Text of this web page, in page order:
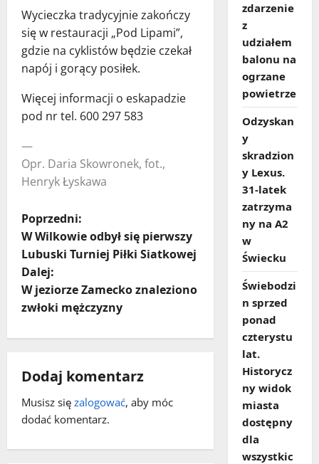
Wycieczka tradycyjnie zakończy
się w restauracji „Pod Lipami”,
gdzie na cyklistów będzie czekał
napój i gorący posiłek.
Więcej informacji o eskapadzie
pod nr tel. 600 297 583
—
Opr. Daria Skowronek, fot.,
Henryk Łyskawa
Z
o
b
a
c
z
w
p
Poprzedni:
W Wilkowie odbył się pierwszy
Lubuski Turniej Piłki Siatkowej
Dalej:
W jeziorze Zamecko znaleziono
zwłoki mężczyzny
Dodaj komentarz
Musisz się zalogować, aby móc
dodać komentarz.
zdarzenie
z
udziałem
balonu na
ogrzane
powietrze
Odzyskan
y
skradzion
y Lexus.
31‑latek
zatrzyma
ny na A2
w
Świecku
Świebodzi
n sprzed
ponad
czterystu
lat.
Historycz
ny widok
miasta
dostępny
dla
wszystkic